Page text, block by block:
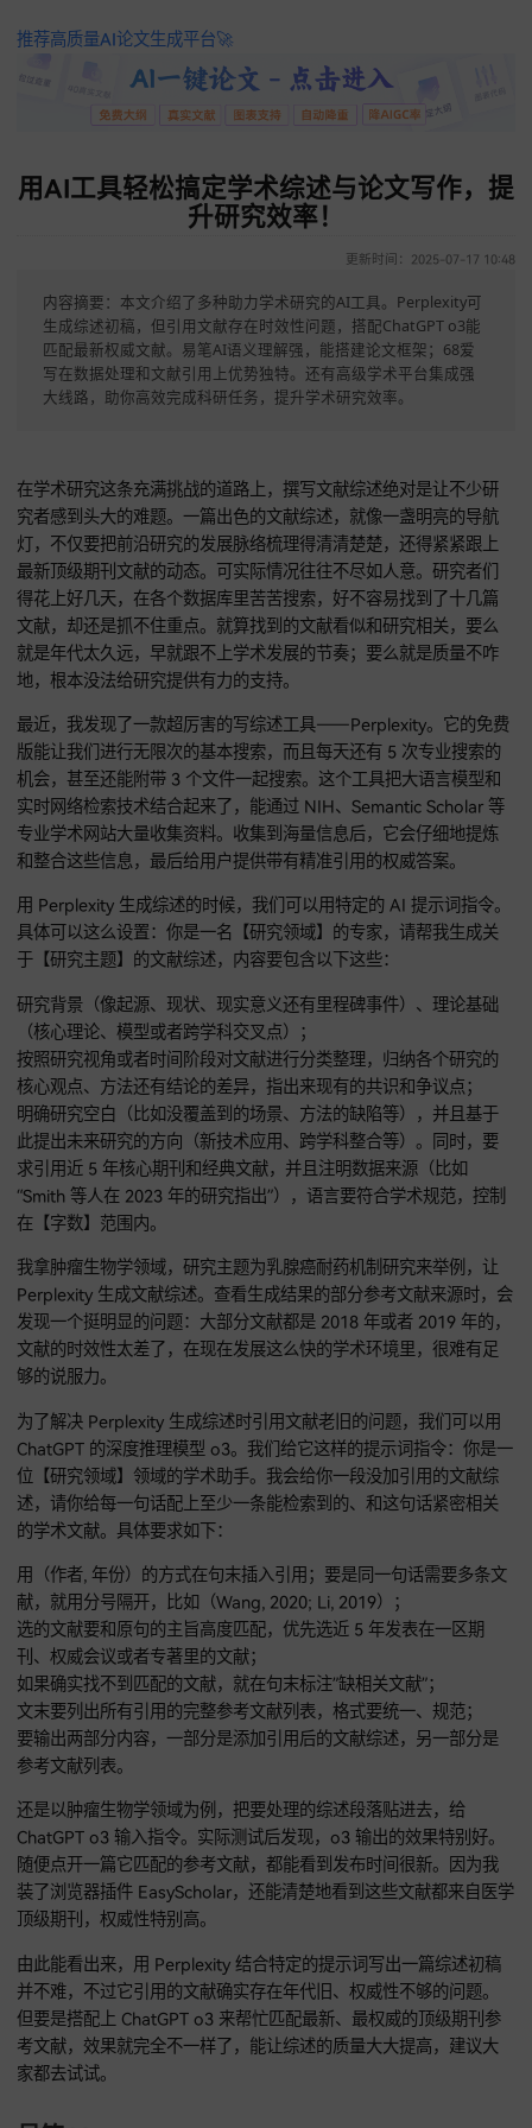
推荐高质量AI论文生成平台🚀
用AI工具轻松搞定学术综述与论文写作
内容摘要：本文介绍了多种助力学术研究的AI工具。Perplexity
生成综述初稿，但引用文献存在时效性问题，搭配ChatGPT o3
匹配最新权威文献。易笔AI语义理解强，能搭建论文框架；68爱
在学术研究这条充满挑战的道路上，撰写文献综述绝对是让不
究者感到头大的难题。一篇出色的文献综述，就像一盏明亮的
灯，不仅要把前沿研究的发展脉络梳理得清清楚楚，还得紧紧
最新顶级期刊文献的动态。可实际情况往往不尽如人意。研究
得花上好几天，在各个数据库里苦苦搜索，好不容易找到了十
文献，却还是抓不住重点。就算找到的文献看似和研究相关，
就是年代太久远，早就跟不上学术发展的节奏；要么就是质量
地，根本没法给研究提供有力的支持。
最近，我发现了一款超厉害的写综述工具——Perplexity。它
版能让我们进行无限次的基本搜索，而且每天还有 5 次专业搜
机会，甚至还能附带 3 个文件一起搜索。这个工具把大语言模
实时网络检索技术结合起来了，能通过 NIH、Semantic
专业学术网站大量收集资料。收集到海量信息后，它会仔细地
和整合这些信息，最后给用户提供带有精准引用的权威答案。
用 Perplexity 生成综述的时候，我们可以用特定的 AI 提示词
具体可以这么设置：你是一名【研究领域】的专家，请帮我生
于【研究主题】的文献综述，内容要包含以下这些：
研究背景（像起源、现状、现实意义还有里程碑事件）、理论
（核心理论、模型或者跨学科交叉点）；
按照研究视角或者时间阶段对文献进行分类整理，归纳各个研
核心观点、方法还有结论的差异，指出来现有的共识和争议点
明确研究空白（比如没覆盖到的场景、方法的缺陷等），并且
此提出未来研究的方向（新技术应用、跨学科整合等）。同时
求引用近 5 年核心期刊和经典文献，并且注明数据来源（比如
“Smith 等人在 2023 年的研究指出”），语言要符合学术规范，
在【字数】范围内。
我拿肿瘤生物学领域，研究主题为乳腺癌耐药机制研究来举例
Perplexity 生成文献综述。查看生成结果的部分参考文献来源
发现一个挺明显的问题：大部分文献都是 2018 年或者 2019
文献的时效性太差了，在现在发展这么快的学术环境里，很难
够的说服力。
为了解决 Perplexity 生成综述时引用文献老旧的问题，我们可
ChatGPT 的深度推理模型 o3。我们给它这样的提示词指令：
位【研究领域】领域的学术助手。我会给你一段没加引用的文
述，请你给每一句话配上至少一条能检索到的、和这句话紧密
的学术文献。具体要求如下：
用（作者, 年份）的方式在句末插入引用；要是同一句话需要多
献，就用分号隔开，比如（Wang, 2020; Li, 2019）；
选的文献要和原句的主旨高度匹配，优先选近 5 年发表在一区
刊、权威会议或者专著里的文献；
如果确实找不到匹配的文献，就在句末标注”缺相关文献”；
文末要列出所有引用的完整参考文献列表，格式要统一、规范
要输出两部分内容，一部分是添加引用后的文献综述，另一部
参考文献列表。
还是以肿瘤生物学领域为例，把要处理的综述段落贴进去，给
ChatGPT o3 输入指令。实际测试后发现，o3 输出的效果特别
随便点开一篇它匹配的参考文献，都能看到发布时间很新。因